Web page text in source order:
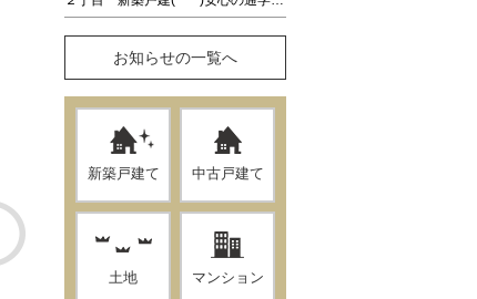
お知らせの一覧へ
新築戸建て 中古戸建て
土地 マンション